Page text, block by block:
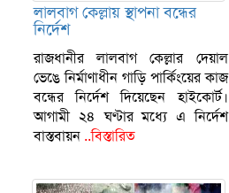
লালবাগ কেল্লায় স্থাপনা বন্ধের
নির্দেশ
রাজধানীর লালবাগ কেল্লার দেয়াল
ভেঙে নির্মাণাধীন গাড়ি পার্কিংয়ের কাজ
বন্ধের নির্দেশ দিয়েছেন হাইকোর্ট।
আগামী ২৪ ঘণ্টার মধ্যে এ নির্দেশ
বাস্তবায়ন ..বিস্তারিত